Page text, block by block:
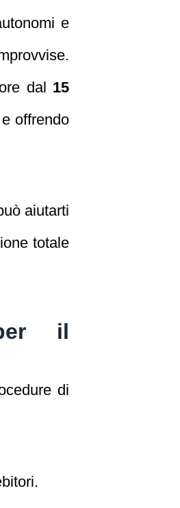
e
dal 15
offrendo
aiutarti
totale
il
di